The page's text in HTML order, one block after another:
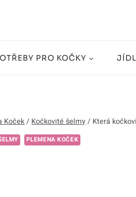
PRO KOČKY
Koček / Kočkovité šelmy / Která
PLEMENA KOČEK